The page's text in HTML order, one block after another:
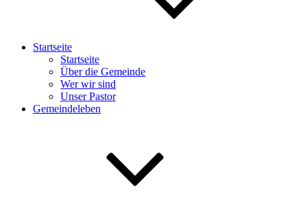
Startseite
Startseite
Über die Gemeinde
Wer wir sind
Unser Pastor
Gemeindeleben